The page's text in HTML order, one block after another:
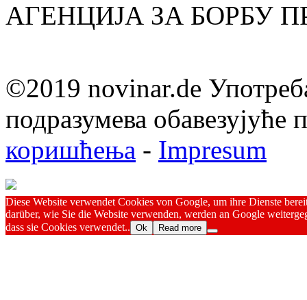
АГЕНЦИЈА ЗА БОРБУ
©2019 novinar.de
подразумева обавезујуће
коришћења - Impresum
Diese Website verwendet Cookies von Google, um ihre Dienste
darüber, wie Sie die Website verwenden, werden an Google
dass sie Cookies verwendet.. Ok Read more